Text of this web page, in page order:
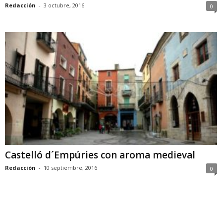
Redacción - 3 octubre, 2016 0
Castelló d´Empúries con aroma medieval
Redacción - 10 septiembre, 2016 0